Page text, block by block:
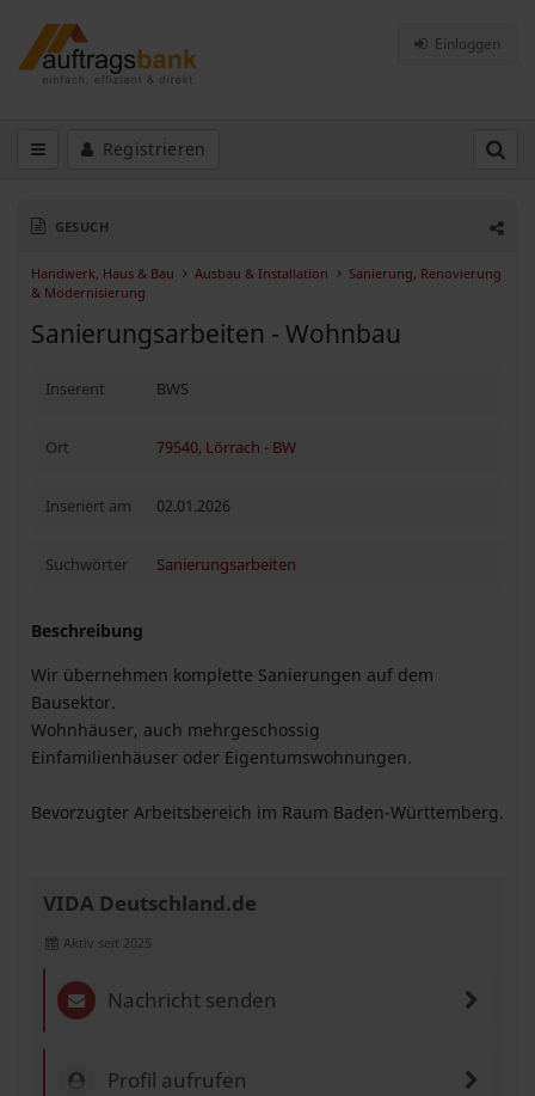
Einloggen
Registrieren
GESUCH
Handwerk, Haus & Bau Ausbau & Installation
Sanierung, Renovierung
& Modernisierung
Sanierungsarbeiten - Wohnbau
Inserent BWS
Ort 79540, Lörrach - BW
Inseriert am 02.01.2026
Suchwörter Sanierungsarbeiten
Beschreibung
Wir übernehmen komplette Sanierungen auf dem
Bausektor.
Wohnhäuser, auch mehrgeschossig
Einfamilienhäuser oder Eigentumswohnungen.
Bevorzugter Arbeitsbereich im Raum Baden-Württemberg.
VIDA Deutschland.de
Aktiv seit 2025
Nachricht senden
Profil aufrufen